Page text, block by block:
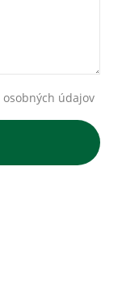
údajov